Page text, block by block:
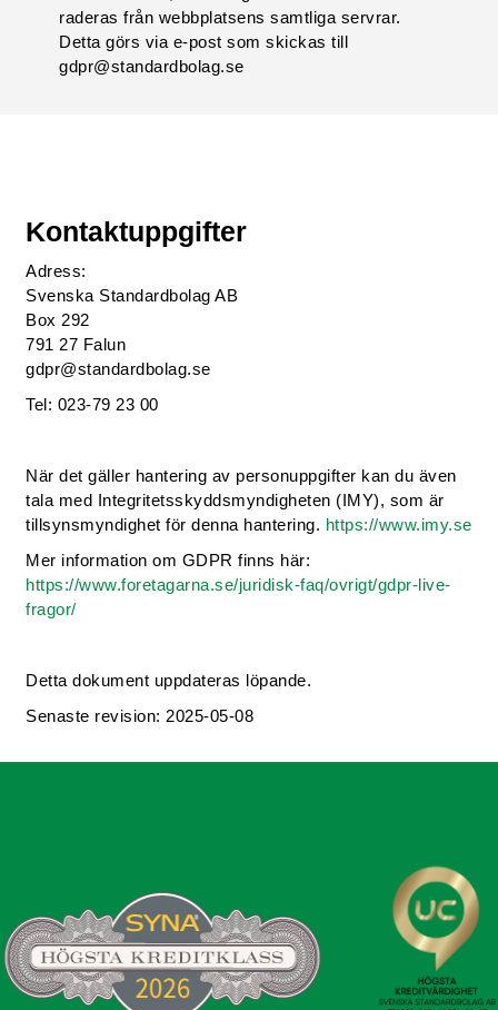
raderas från webbplatsens samtliga servrar.
Detta görs via e-post som skickas till
gdpr@standardbolag.se
Kontaktuppgifter
Adress:
Svenska Standardbolag AB
Box 292
791 27 Falun
gdpr@standardbolag.se
Tel: 023-79 23 00
När det gäller hantering av personuppgifter kan du även
tala med Integritetsskyddsmyndigheten (IMY), som är
tillsynsmyndighet för denna hantering. https://www.imy.se
Mer information om GDPR finns här:
https://www.foretagarna.se/juridisk-faq/ovrigt/gdpr-live-
fragor/
Detta dokument uppdateras löpande.
Senaste revision: 2025-05-08